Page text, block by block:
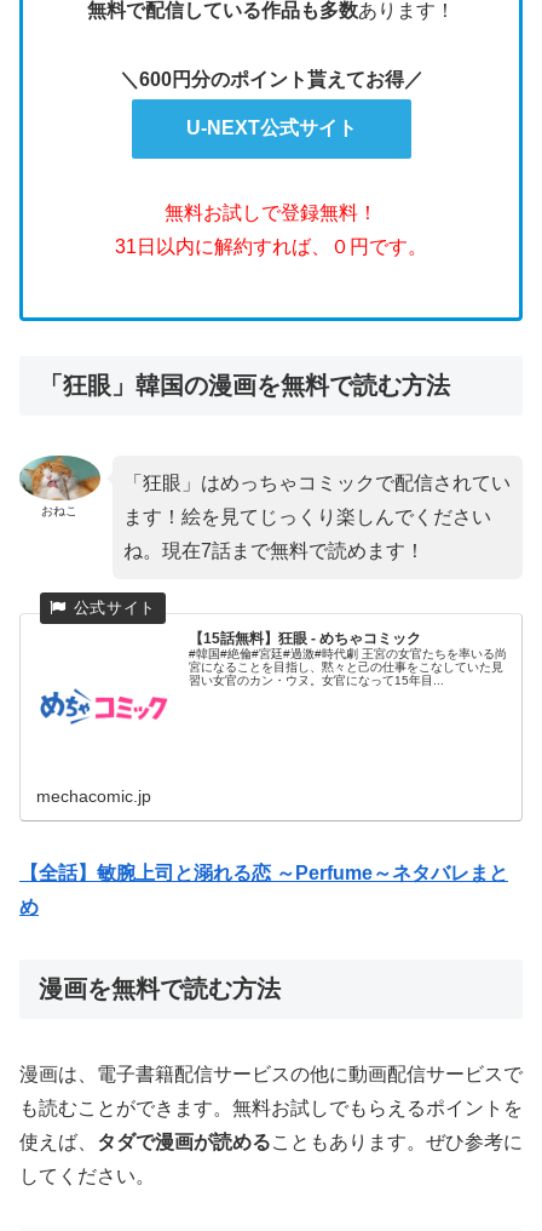
無料で配信している作品も多数あります！
＼600円分のポイント貰えてお得／
U-NEXT公式サイト
無料お試しで登録無料！
31日以内に解約すれば、０円です。
「狂眼」韓国の漫画を無料で読む方法
おねこ
「狂眼」はめっちゃコミックで配信されてい
ます！絵を見てじっくり楽しんでください
ね。現在7話まで無料で読めます！
【15話無料】狂眼 - めちゃコミック
#韓国#絶倫#宮廷#過激#時代劇 王宮の女官たちを率いる尚
宮になることを目指し、黙々と己の仕事をこなしていた見
習い女官のカン・ウヌ。女官になって15年目...
mechacomic.jp
【全話】敏腕上司と溺れる恋 ～Perfume～ネタバレまと
め
漫画を無料で読む方法
漫画は、電子書籍配信サービスの他に動画配信サービスで
も読むことができます。無料お試しでもらえるポイントを
使えば、 タダで漫画が読めることもあります。ぜひ参考に
してください。